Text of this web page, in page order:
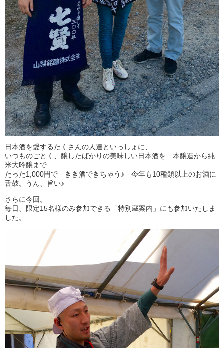
日本酒を愛するたくさんの人達といっしょに、
いつものごとく、醸したばかりの美味しい日本酒を 本醸造から純
米大吟醸まで
たった1,000円で きき酒できちゃう♪ 今年も10種類以上のお酒に
舌鼓。うん、旨い♪
さらに今回。
毎日、限定15名様のみ参加できる「特別蔵案内」にも参加いたしま
した。